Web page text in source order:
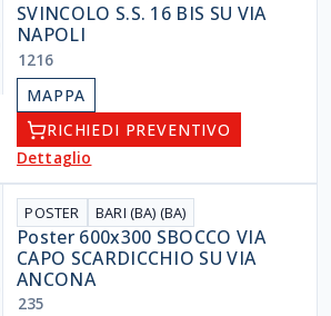
SVINCOLO S.S. 16 BIS SU VIA
NAPOLI
1216
MAPPA
RICHIEDI PREVENTIVO
Dettaglio
POSTER BARI (BA) (BA)
Poster 600x300 SBOCCO VIA
CAPO SCARDICCHIO SU VIA
ANCONA
235